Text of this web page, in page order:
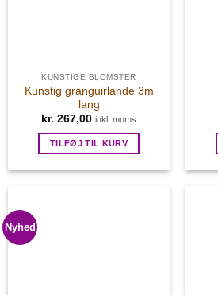
KUNSTIGE BLOMSTER
Kunstig granguirlande 3m
lang
kr. 267,00 inkl. moms
TILFØJ TIL KURV
Nyhed